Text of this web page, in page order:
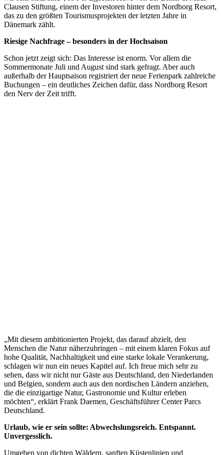
Clausen Stiftung, einem der Investoren hinter dem Nordborg Resort,
das zu den größten Tourismusprojekten der letzten Jahre in
Dänemark zählt.
Riesige Nachfrage – besonders in der Hochsaison
Schon jetzt zeigt sich: Das Interesse ist enorm. Vor allem die
Sommermonate Juli und August sind stark gefragt. Aber auch
außerhalb der Hauptsaison registriert der neue Ferienpark zahlreiche
Buchungen – ein deutliches Zeichen dafür, dass Nordborg Resort
den Nerv der Zeit trifft.
„Mit diesem ambitionierten Projekt, das darauf abzielt, den
Menschen die Natur näherzubringen – mit einem klaren Fokus auf
hohe Qualität, Nachhaltigkeit und eine starke lokale Verankerung,
schlagen wir nun ein neues Kapitel auf. Ich freue mich sehr zu
sehen, dass wir nicht nur Gäste aus Deutschland, den Niederlanden
und Belgien, sondern auch aus den nordischen Ländern anziehen,
die die einzigartige Natur, Gastronomie und Kultur erleben
möchten“, erklärt Frank Daemen, Geschäftsführer Center Parcs
Deutschland.
Urlaub, wie er sein sollte: Abwechslungsreich. Entspannt.
Unvergesslich.
Umgeben von dichten Wäldern, sanften Küstenlinien und